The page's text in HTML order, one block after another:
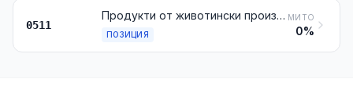
0511
Продукти от животински произход, неупоменати, нито включени другаде; мъртви животни, включени в глави 1 или 3, неподходящи за консумация от човека
ПОЗИЦИЯ
МИТО
0%